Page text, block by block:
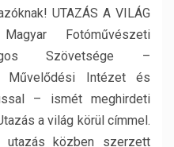
UTAZÁS A VILÁG
Fotóművészeti
Szövetsége –
Művelődési Intézet és
– ismét meghirdeti
a világ körül címmel.
közben szerzett